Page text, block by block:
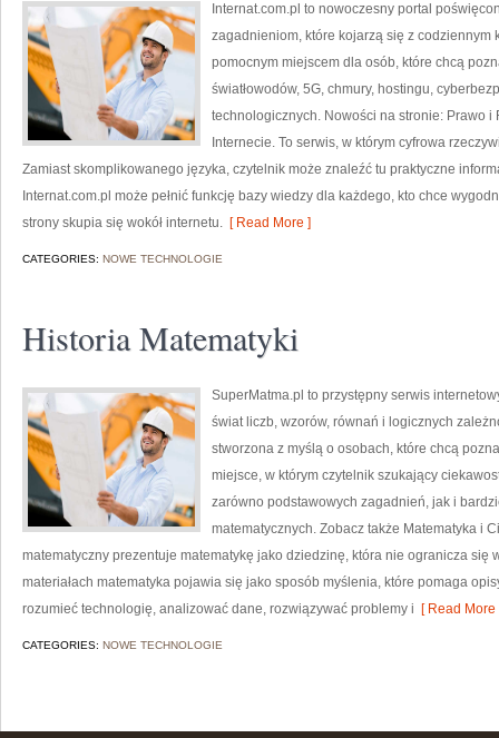
Internat.com.pl to nowoczesny portal
zagadnieniom, które kojarzą się z codziennym
pomocnym miejscem dla osób, które chcą
światłowodów, 5G, chmury, hostingu,
technologicznych. Nowości na stronie: Prawo
Internecie. To serwis, w którym cyfrowa
Zamiast skomplikowanego języka, czytelnik może znaleźć tu praktyczne
Internat.com.pl może pełnić funkcję bazy wiedzy dla każdego, kto chce
strony skupia się wokół internetu. [ Read More ]
CATEGORIES: NOWE TECHNOLOGIE
Historia Matematyki
SuperMatma.pl to przystępny serwis
świat liczb, wzorów, równań i logicznych
stworzona z myślą o osobach, które chcą
miejsce, w którym czytelnik szukający
zarówno podstawowych zagadnień, jak i
matematycznych. Zobacz także Matematyka i
matematyczny prezentuje matematykę jako dziedzinę, która nie ogranicza się
materiałach matematyka pojawia się jako sposób myślenia, które pomaga
rozumieć technologię, analizować dane, rozwiązywać problemy i [ Read More
CATEGORIES: NOWE TECHNOLOGIE